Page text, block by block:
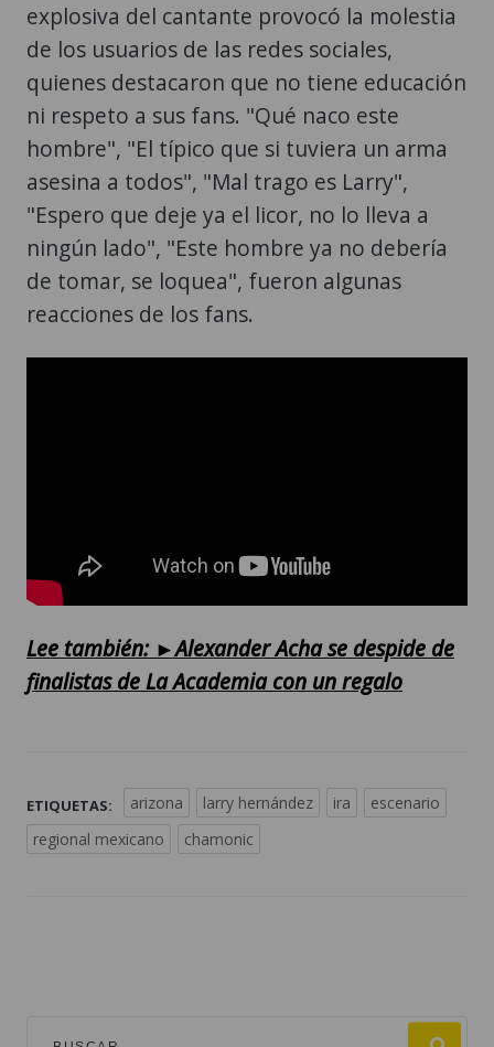
explosiva del cantante provocó la molestia
de los usuarios de las redes sociales,
quienes destacaron que no tiene educación
ni respeto a sus fans. "Qué naco este
hombre", "El típico que si tuviera un arma
asesina a todos", "Mal trago es Larry",
"Espero que deje ya el licor, no lo lleva a
ningún lado", "Este hombre ya no debería
de tomar, se loquea", fueron algunas
reacciones de los fans.
Lee también: ►Alexander Acha se despide de
finalistas de La Academia con un regalo
ETIQUETAS: arizona larry hernández ira
escenario
regional mexicano
chamonic